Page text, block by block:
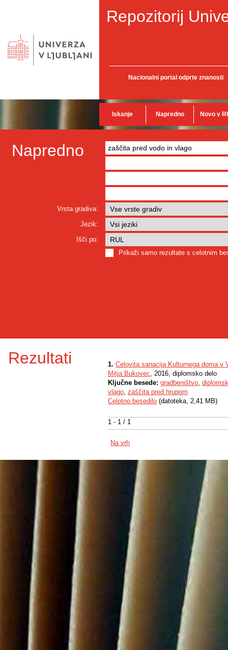
Repozitorij
Nacionalni portal odprte znanosti
Iskanje Napredno Novo v
Napredno
Vrsta gradiva:
Jezik:
Išči po:
Prikaži samo rezultate s celotnim
Rezultati
1 - 1 / 1
1. Celovita sanacija Kulturnega doma v
Mitja Bukovec, 2016, diplomsko delo
Ključne besede: gradbeništvo,
vlago, zaščita pred hrupom
Celotno besedilo (datoteka, 2,41 MB)
Na vrh